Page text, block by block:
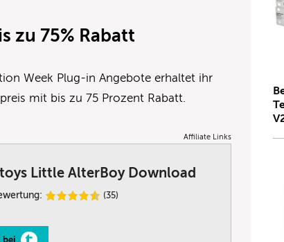
zu 75% Rabatt
Week Plug-in Angebote erhaltet ihr
mit bis zu 75 Prozent Rabatt.
Affiliate Links
Little AlterBoy Download
(35)
bei